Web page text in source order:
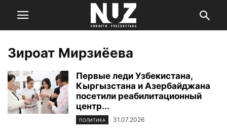
Зироат Мирзиёева
Первые леди Узбекистана,
Кыргызстана и Азербайджана
посетили реабилитационный
центр...
ПОЛИТИКА 31.07.2026